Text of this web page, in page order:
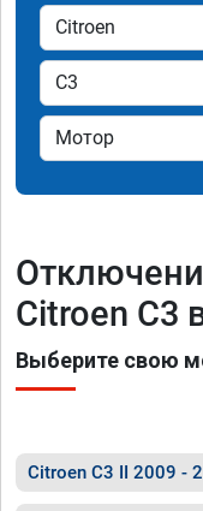
Citroen C3
Выберите свою
Citroen C3 II 2009 -